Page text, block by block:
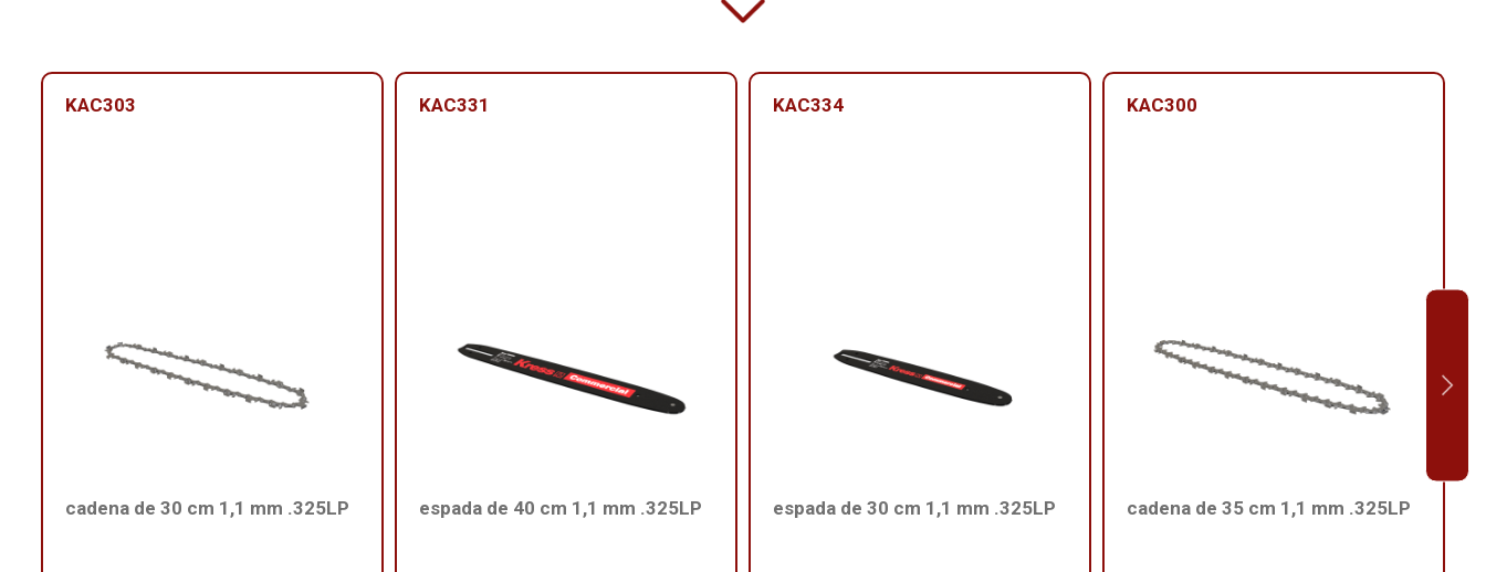
KAC303
cadena de 30 cm 1,1 mm .325LP
KAC331
espada de 40 cm 1,1 mm .325LP
KAC334
espada de 30 cm 1,1 mm .325LP
KAC300
cadena de 35 cm 1,1 mm .325LP